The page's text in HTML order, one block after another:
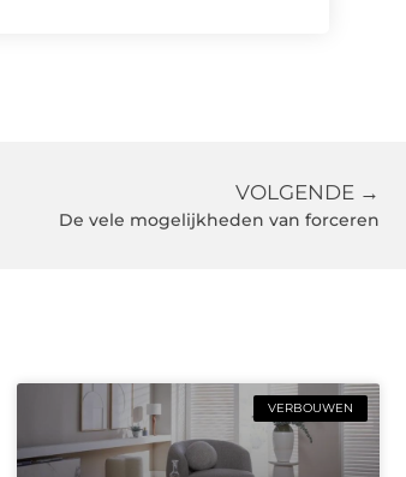
VOLGENDE →
De vele mogelijkheden van forceren
VERBOUWEN